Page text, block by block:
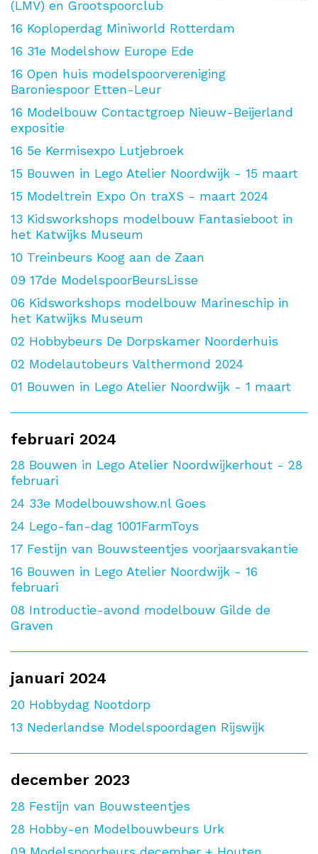
(LMV) en Grootspoorclub
16 Koploperdag Miniworld Rotterdam
16 31e Modelshow Europe Ede
16 Open huis modelspoorvereniging
Baroniespoor Etten-Leur
16 Modelbouw Contactgroep Nieuw-Beijerland
expositie
16 5e Kermisexpo Lutjebroek
15 Bouwen in Lego Atelier Noordwijk - 15 maart
15 Modeltrein Expo On traXS - maart 2024
13 Kidsworkshops modelbouw Fantasieboot in
het Katwijks Museum
10 Treinbeurs Koog aan de Zaan
09 17de ModelspoorBeursLisse
06 Kidsworkshops modelbouw Marineschip in
het Katwijks Museum
02 Hobbybeurs De Dorpskamer Noorderhuis
02 Modelautobeurs Valthermond 2024
01 Bouwen in Lego Atelier Noordwijk - 1 maart
februari 2024
28 Bouwen in Lego Atelier Noordwijkerhout - 28
februari
24 33e Modelbouwshow.nl Goes
24 Lego-fan-dag 1001FarmToys
17 Festijn van Bouwsteentjes voorjaarsvakantie
16 Bouwen in Lego Atelier Noordwijk - 16
februari
08 Introductie-avond modelbouw Gilde de
Graven
januari 2024
20 Hobbydag Nootdorp
13 Nederlandse Modelspoordagen Rijswijk
december 2023
28 Festijn van Bouwsteentjes
28 Hobby-en Modelbouwbeurs Urk